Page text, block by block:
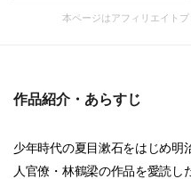
本ページはアフィリエイト
作品紹介・あらすじ
少年時代の夏目漱石をはじめ明
人官僚・林鶴梁の作品を愛読